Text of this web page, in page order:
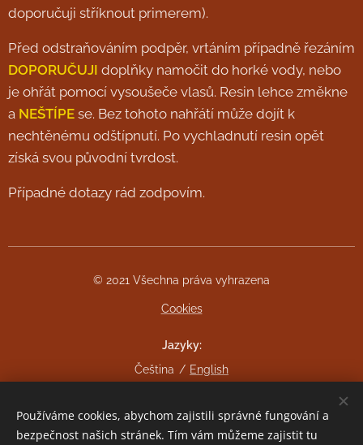
doporučuji stříknout primerem).
Před odstraňováním podpěr, vrtáním případně řezáním
DOPORUČUJI doplňky namočit do horké vody, nebo
je ohřát pomocí vysoušeče vlasů. Resin lehce změkne
a NEŠTÍPE se. Bez tohoto nahřátí může dojít k
nechtěnému odštípnutí. Po vychladnutí resin opět
získá svou původní tvrdost.
Případné dotazy rád zodpovím.
© 2021 Všechna práva vyhrazena
Cookies
Jazyky
Čeština
English
CZK Kč
EUR €
Používáme cookies, abychom zajistili správné fungování a
bezpečnost našich stránek. Tím vám můžeme zajistit tu